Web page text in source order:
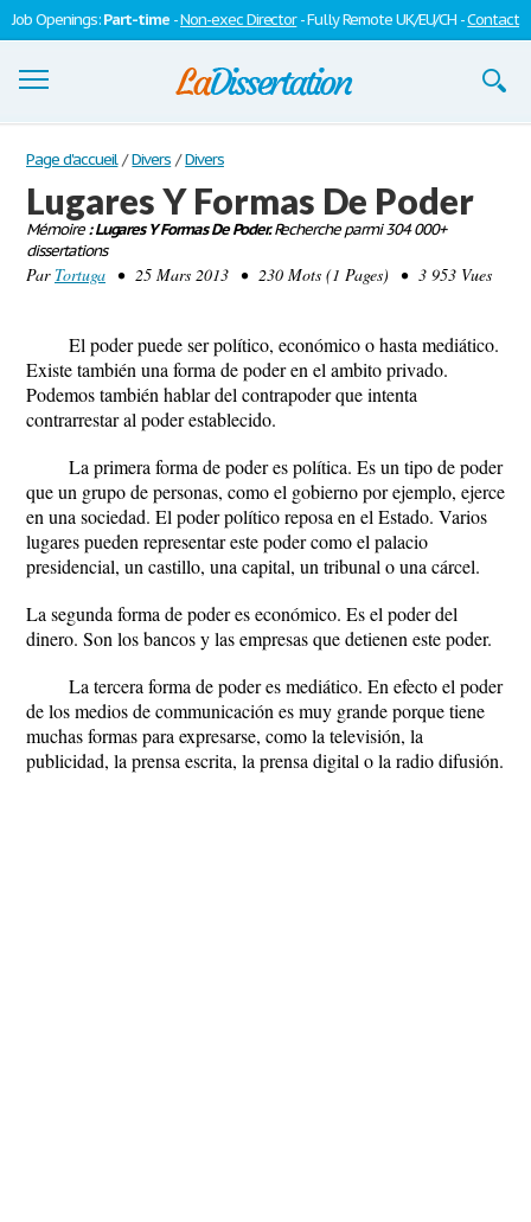
Job Openings:Part-time -Non-exec Director- Fully Remote UK/EU/CH -Contact
Dissertations
S'inscrire
Se connecter
Page d'accueil / Divers / Divers
Lugares Y Formas De Poder
Mémoire: Lugares Y Formas De Poder.Recherche parmi 304 000+
dissertations
Par Tortuga • 25 Mars 2013 • 230 Mots (1 Pages) • 3 953 Vues
El poder puede ser político, económico o hasta mediático.
Existe también una forma de poder en el ambito privado.
Podemos también hablar del contrapoder que intenta
contrarrestar al poder establecido.
La primera forma de poder es política. Es un tipo de poder
que un grupo de personas, como el gobierno por ejemplo, ejerce
en una sociedad. El poder político reposa en el Estado. Varios
lugares pueden representar este poder como el palacio
presidencial, un castillo, una capital, un tribunal o una cárcel.
La segunda forma de poder es económico. Es el poder del
dinero. Son los bancos y las empresas que detienen este poder.
La tercera forma de poder es mediático. En efecto el poder
de los medios de communicación es muy grande porque tiene
muchas formas para expresarse, como la televisión, la
publicidad, la prensa escrita, la prensa digital o la radio difusión.